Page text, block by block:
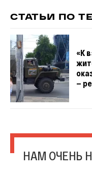
СТАТЬИ ПО
«К
—
НАМ ОЧЕНЬ